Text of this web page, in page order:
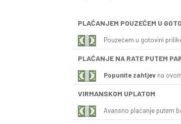
PLAĆANJEM POUZEĆEM U
Pouzećem u gotovini
PLAĆANJE NA RATE PUTEM
Popunite zahtjev na
VIRMANSKOM UPLATOM
Avansno plaćanje putem